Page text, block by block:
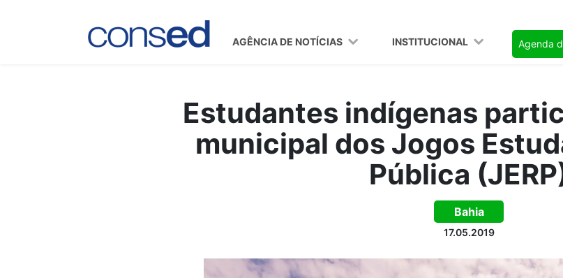
AGÊNCIA DE NOTÍCIAS INSTITUCIONAL Agenda
Estudantes indígenas
municipal dos Jogos
Pública
Bahia
17.05.2019